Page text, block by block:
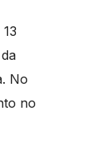
No
no